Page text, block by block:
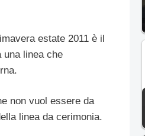
estate 2011 è il
una linea che
non vuol essere da
linea da cerimonia.